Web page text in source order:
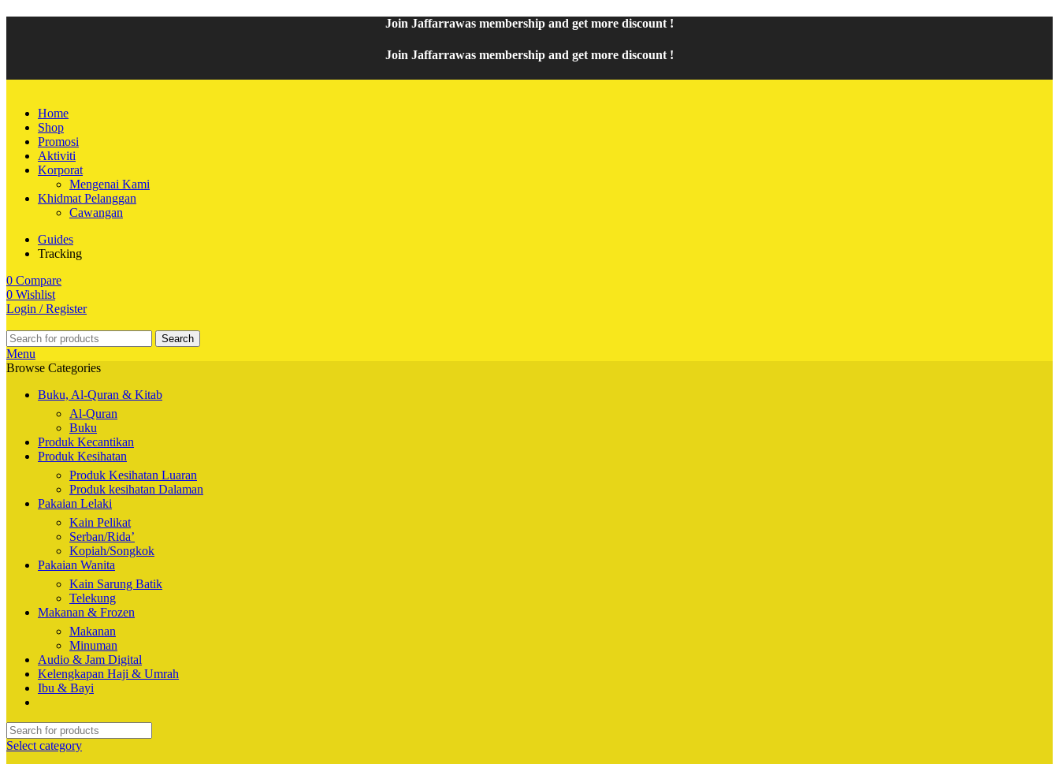
Join Jaffarrawas membership and get more discount !
Join Jaffarrawas membership and get more discount !
Home
Shop
Promosi
Aktiviti
Korporat
Mengenai Kami
Khidmat Pelanggan
Cawangan
Guides
Tracking
0 Compare
0 Wishlist
Login / Register
Search
Menu
Browse Categories
Buku, Al-Quran & Kitab
Al-Quran
Buku
Produk Kecantikan
Produk Kesihatan
Produk Kesihatan Luaran
Produk kesihatan Dalaman
Pakaian Lelaki
Kain Pelikat
Serban/Rida’
Kopiah/Songkok
Pakaian Wanita
Kain Sarung Batik
Telekung
Makanan & Frozen
Makanan
Minuman
Audio & Jam Digital
Kelengkapan Haji & Umrah
Ibu & Bayi
Select category